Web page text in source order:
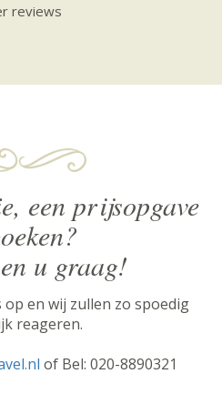
reviews
een prijsopgave
u graag!
en wij zullen zo spoedig
reageren.
of Bel: 020-8890321